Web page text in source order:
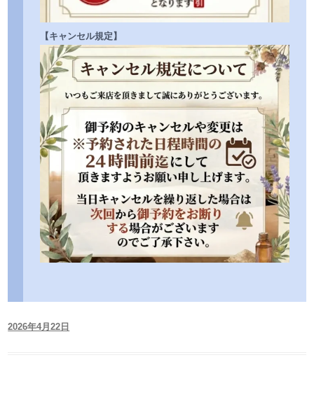
【キャンセル規定】
2026年4月22日